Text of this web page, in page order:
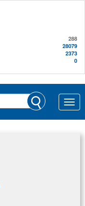
288
28079
2373
0
Toggle